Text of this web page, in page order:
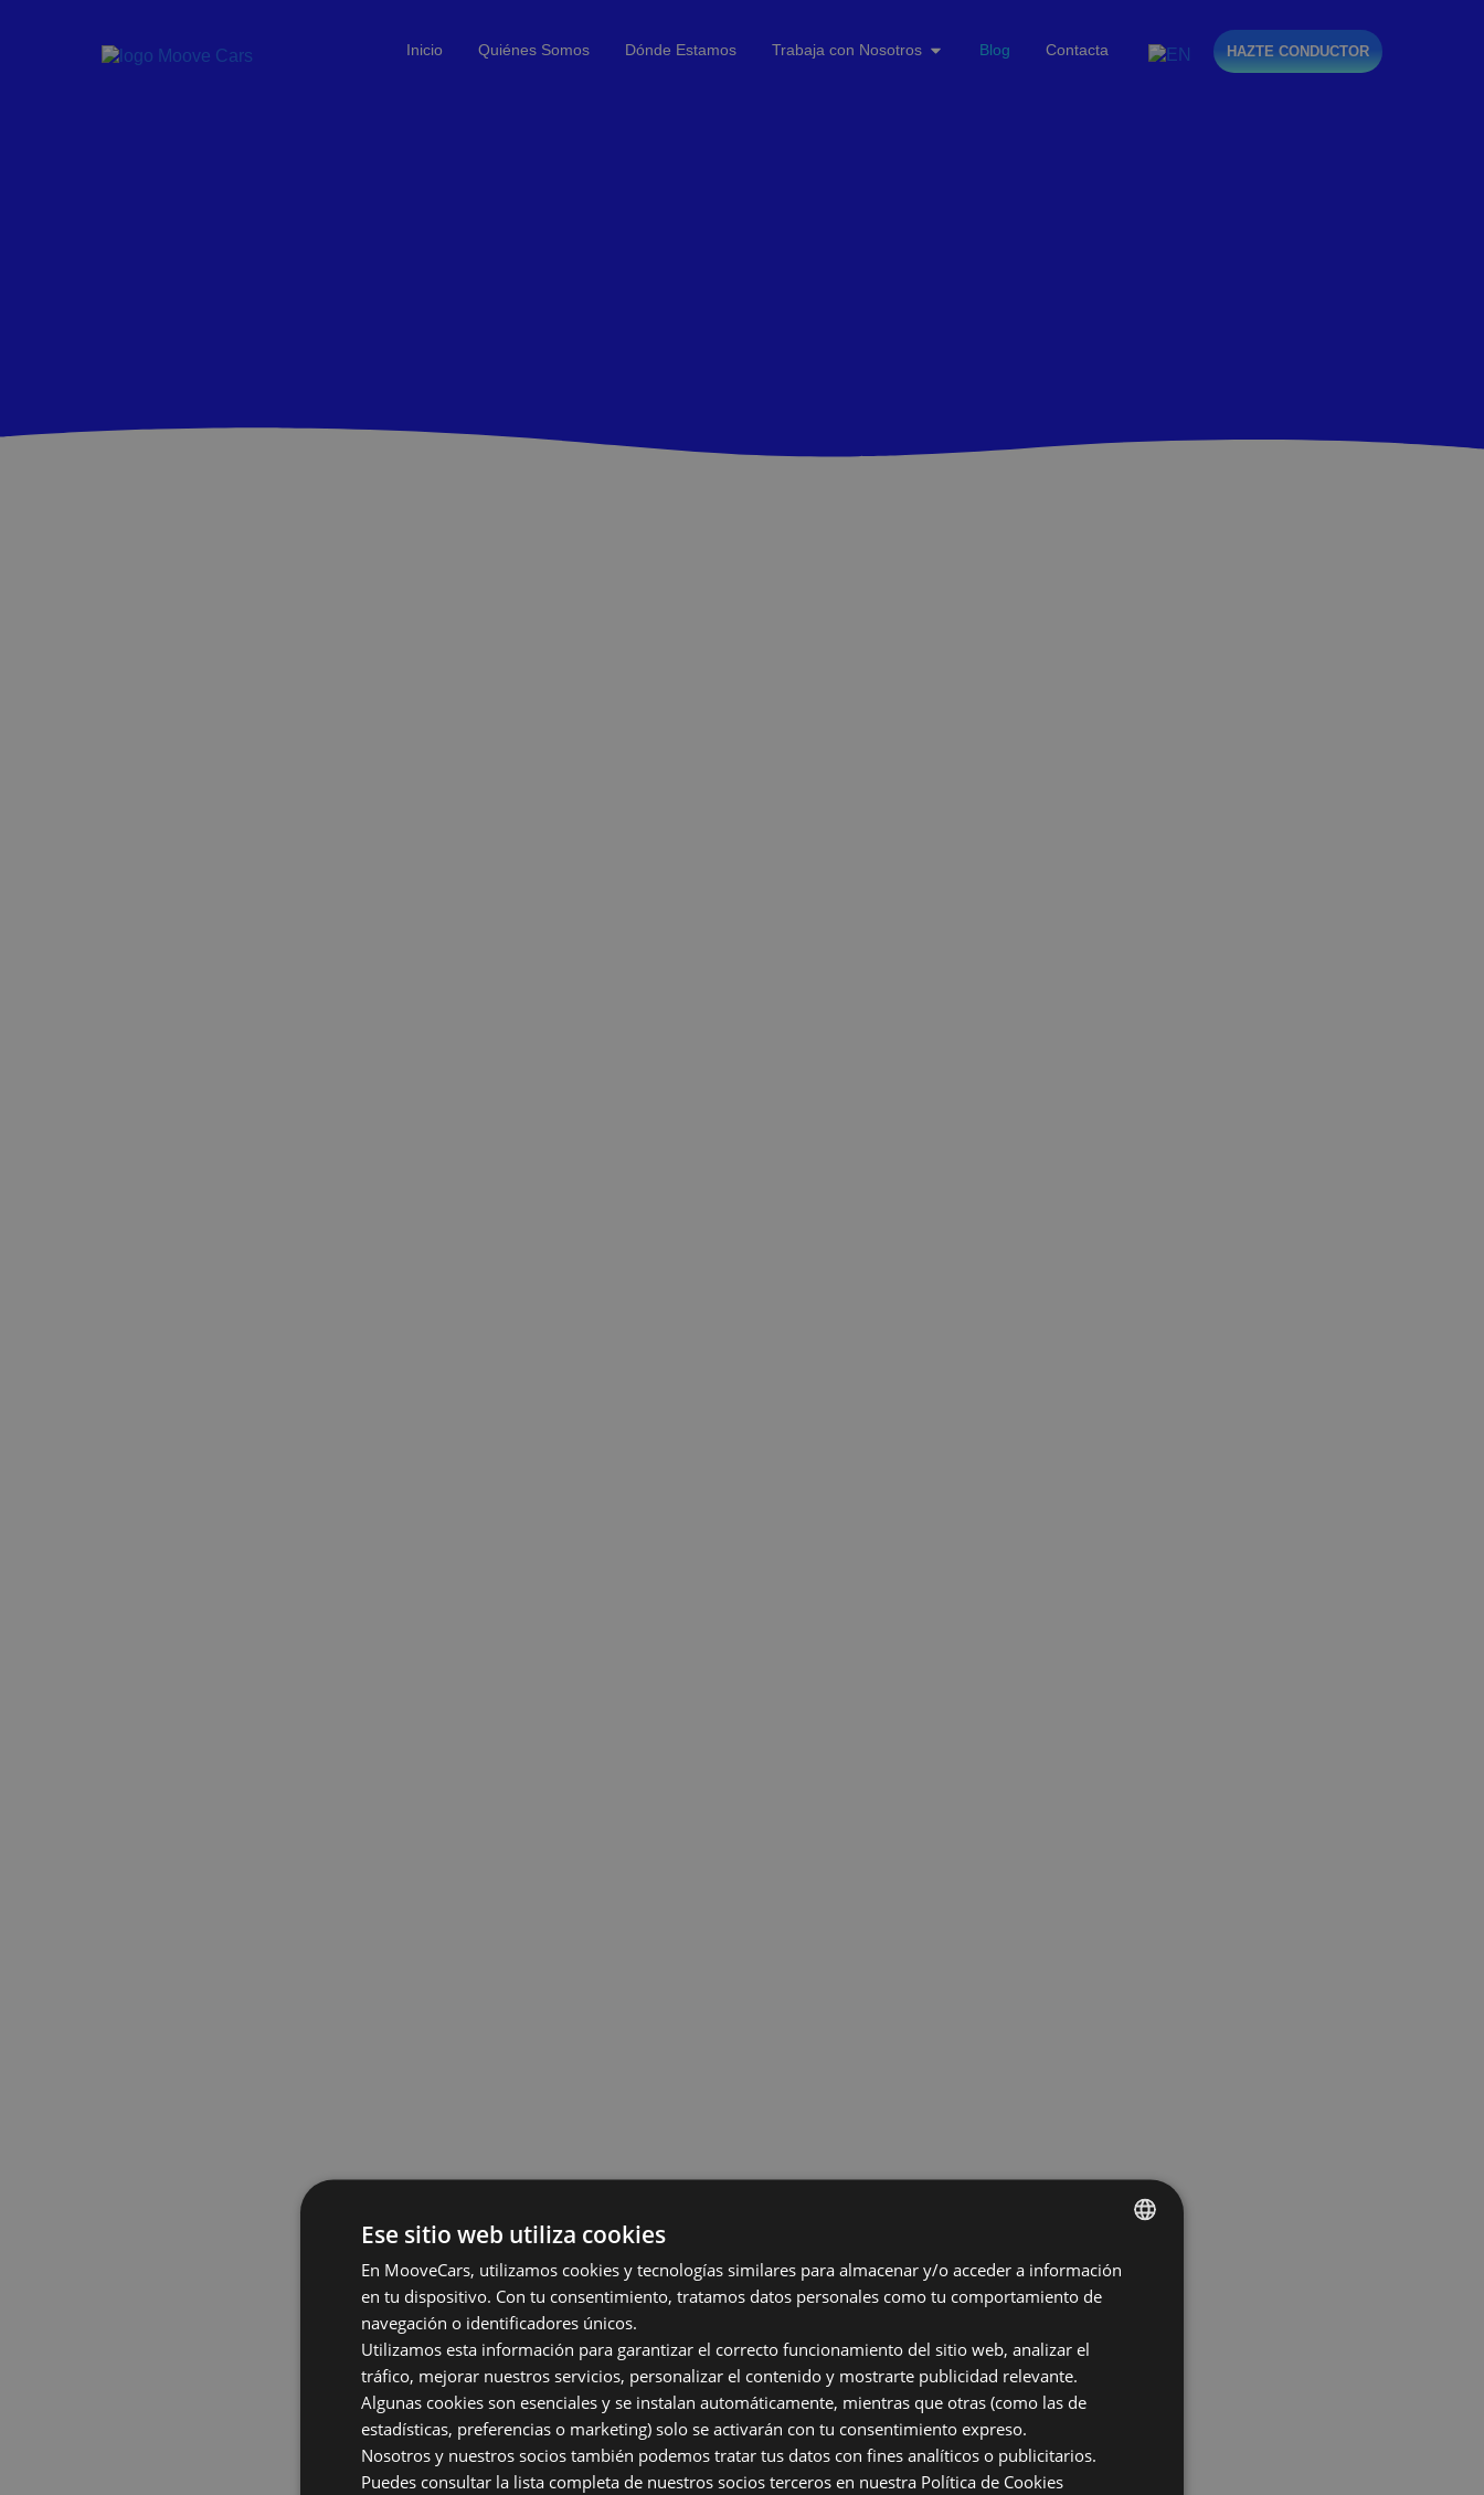
Inicio Quiénes Somos Dónde Estamos Trabaja con Nosotros Blog Contacta HAZTE CONDUCTOR
SPANISH
ENGLISH
Ese sitio web utiliza cookies
En MooveCars, utilizamos cookies y tecnologías similares para almacenar y/o acceder a información
en tu dispositivo. Con tu consentimiento, tratamos datos personales como tu comportamiento de
navegación o identificadores únicos.
Utilizamos esta información para garantizar el correcto funcionamiento del sitio web, analizar el
tráfico, mejorar nuestros servicios, personalizar el contenido y mostrarte publicidad relevante.
Algunas cookies son esenciales y se instalan automáticamente, mientras que otras (como las de
estadísticas, preferencias o marketing) solo se activarán con tu consentimiento expreso.
Nosotros y nuestros socios también podemos tratar tus datos con fines analíticos o publicitarios.
Puedes consultar la lista completa de nuestros socios terceros en nuestra Política de Cookies